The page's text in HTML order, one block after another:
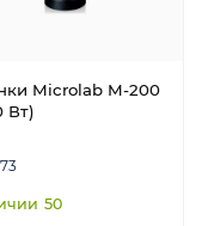
Microlab M-200
Вт)
50